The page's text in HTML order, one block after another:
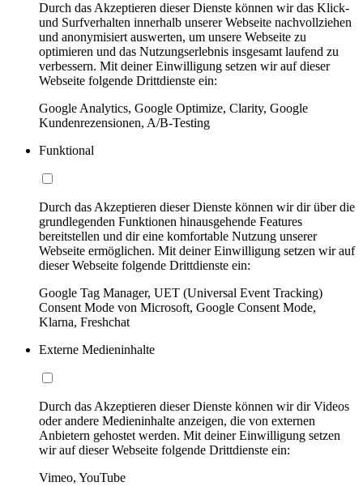
Durch das Akzeptieren dieser Dienste können wir das Klick-
und Surfverhalten innerhalb unserer Webseite nachvollziehen
und anonymisiert auswerten, um unsere Webseite zu
optimieren und das Nutzungserlebnis insgesamt laufend zu
verbessern. Mit deiner Einwilligung setzen wir auf dieser
Webseite folgende Drittdienste ein:
Google Analytics, Google Optimize, Clarity, Google
Kundenrezensionen, A/B-Testing
Funktional
Durch das Akzeptieren dieser Dienste können wir dir über die
grundlegenden Funktionen hinausgehende Features
bereitstellen und dir eine komfortable Nutzung unserer
Webseite ermöglichen. Mit deiner Einwilligung setzen wir auf
dieser Webseite folgende Drittdienste ein:
Google Tag Manager, UET (Universal Event Tracking)
Consent Mode von Microsoft, Google Consent Mode,
Klarna, Freshchat
Externe Medieninhalte
Durch das Akzeptieren dieser Dienste können wir dir Videos
oder andere Medieninhalte anzeigen, die von externen
Anbietern gehostet werden. Mit deiner Einwilligung setzen
wir auf dieser Webseite folgende Drittdienste ein:
Vimeo, YouTube